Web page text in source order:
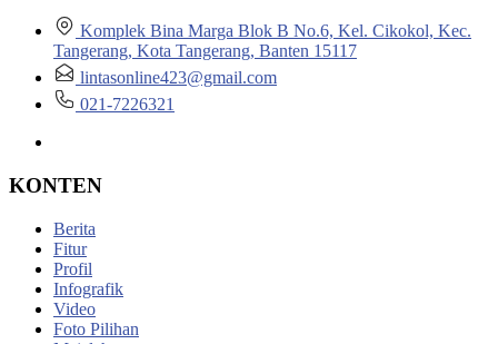
Komplek Bina Marga Blok B No.6, Kel. Cikokol, Kec.
Tangerang, Kota Tangerang, Banten 15117
lintasonline423@gmail.com
021-7226321
KONTEN
Berita
Fitur
Profil
Infografik
Video
Foto Pilihan